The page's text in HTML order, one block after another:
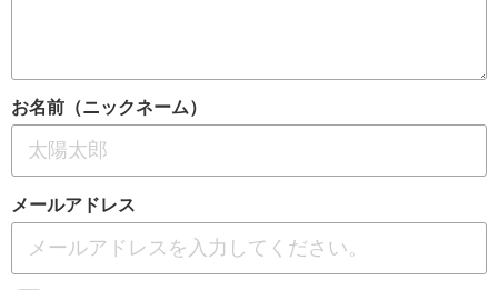
お名前（ニックネーム）
メールアドレス